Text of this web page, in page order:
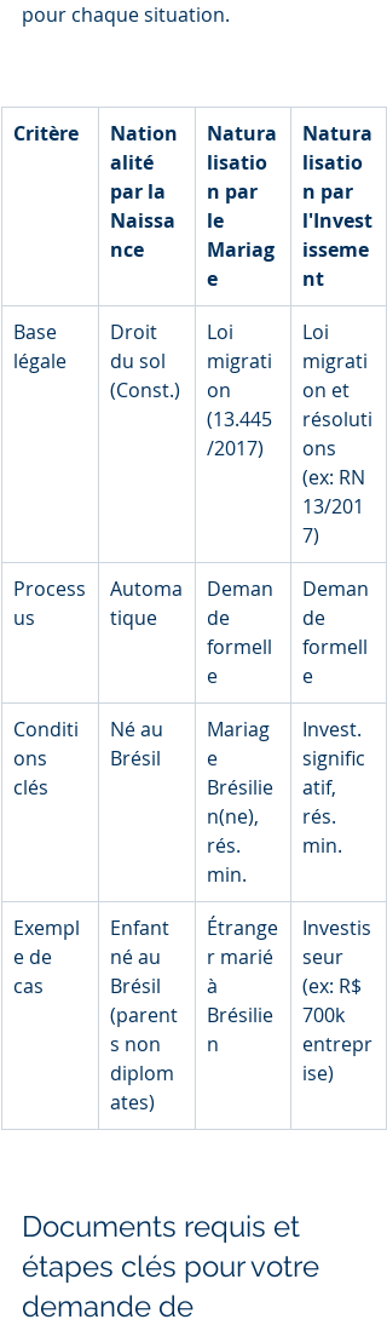
pour chaque situation.
Critère
Nation
alité
par la
Naissa
nce
Natura
lisatio
n par
le
Mariag
e
Natura
lisatio
n par
l'Invest
isseme
nt
Base
légale
Droit
du sol
(Const.)
Loi
migrati
on
(13.445
/2017)
Loi
migrati
on et
résoluti
ons
(ex: RN
13/201
7)
Process
us
Automa
tique
Deman
de
formell
e
Deman
de
formell
e
Conditi
ons
clés
Né au
Brésil
Mariag
e
Brésilie
n(ne),
rés.
min.
Invest.
signific
atif,
rés.
min.
Exempl
e de
cas
Enfant
né au
Brésil
(parent
s non
diplom
ates)
Étrange
r marié
à
Brésilie
n
Investis
seur
(ex: R$
700k
entrepr
ise)
Documents requis et
étapes clés pour votre
demande de